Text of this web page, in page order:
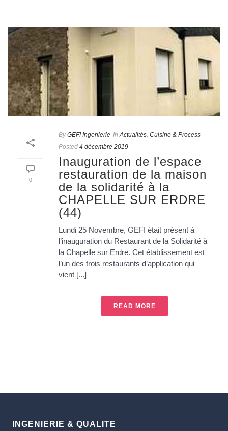
0
By GEFI Ingenierie In Actualités, Cuisine & Process
Posted 4 décembre 2019
Inauguration de l’espace
restauration de la maison
de la solidarité à la
CHAPELLE SUR ERDRE
(44)
Lundi 25 Novembre, GEFI était présent à
l’inauguration du Restaurant de la Solidarité à
la Chapelle sur Erdre. Cet établissement est
l’un des trois restaurants d’application qui
vient [...]
READ MORE
INGENIERIE & QUALITE